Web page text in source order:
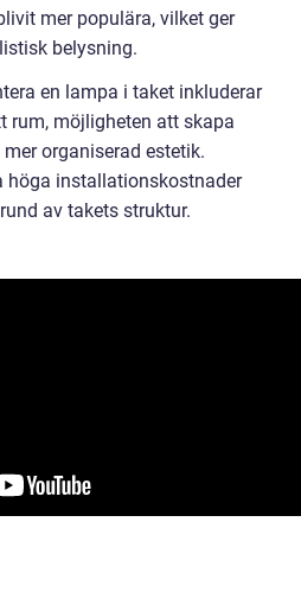
mer populära, vilket ger
belysning.
en lampa i taket inkluderar
rum, möjligheten att skapa
organiserad estetik.
höga installationskostnader
av takets struktur.